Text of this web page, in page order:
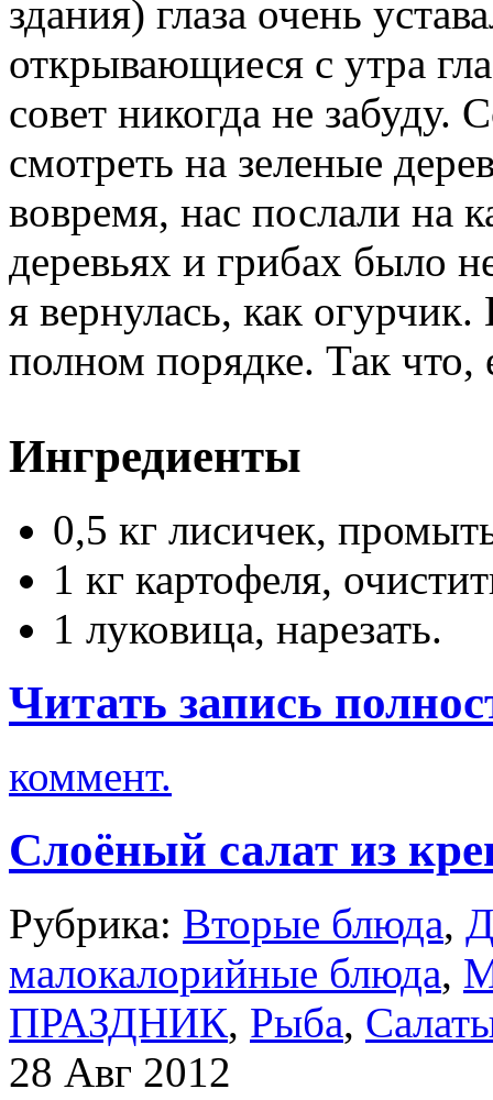
здания) глаза очень
открывающиеся с утра
совет никогда не
смотреть на зеленые
вовремя, нас послали на
деревьях и грибах было
я вернулась, как
полном порядке. Так
Ингредиенты
0,5 кг лисичек,
1 кг картофеля,
1 луковица, нарезать.
Читать запись
коммент.
Слоёный салат из
Рубрика: Вторые блюда,
малокалорийные блюда,
ПРАЗДНИК, Рыба,
28 Авг 2012